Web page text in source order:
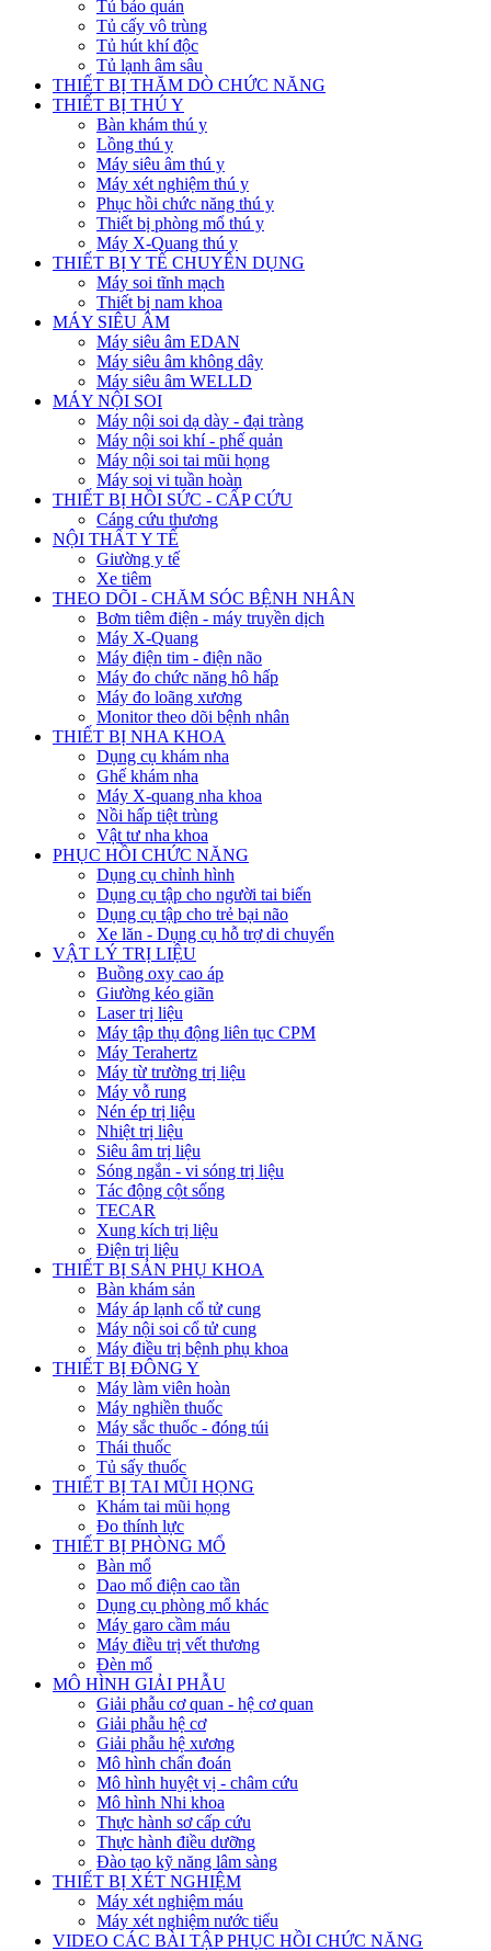
Tủ bảo quản
Tủ cấy vô trùng
Tủ hút khí độc
Tủ lạnh âm sâu
THIẾT BỊ THĂM DÒ CHỨC NĂNG
THIẾT BỊ THÚ Y
Bàn khám thú y
Lồng thú y
Máy siêu âm thú y
Máy xét nghiệm thú y
Phục hồi chức năng thú y
Thiết bị phòng mổ thú y
Máy X-Quang thú y
THIẾT BỊ Y TẾ CHUYÊN DỤNG
Máy soi tĩnh mạch
Thiết bị nam khoa
MÁY SIÊU ÂM
Máy siêu âm EDAN
Máy siêu âm không dây
Máy siêu âm WELLD
MÁY NỘI SOI
Máy nội soi dạ dày - đại tràng
Máy nội soi khí - phế quản
Máy nội soi tai mũi họng
Máy soi vi tuần hoàn
THIẾT BỊ HỒI SỨC - CẤP CỨU
Cáng cứu thương
NỘI THẤT Y TẾ
Giường y tế
Xe tiêm
THEO DÕI - CHĂM SÓC BỆNH NHÂN
Bơm tiêm điện - máy truyền dịch
Máy X-Quang
Máy điện tim - điện não
Máy đo chức năng hô hấp
Máy đo loãng xương
Monitor theo dõi bệnh nhân
THIẾT BỊ NHA KHOA
Dụng cụ khám nha
Ghế khám nha
Máy X-quang nha khoa
Nồi hấp tiệt trùng
Vật tư nha khoa
PHỤC HỒI CHỨC NĂNG
Dụng cụ chỉnh hình
Dụng cụ tập cho người tai biến
Dụng cụ tập cho trẻ bại não
Xe lăn - Dụng cụ hỗ trợ di chuyển
VẬT LÝ TRỊ LIỆU
Buồng oxy cao áp
Giường kéo giãn
Laser trị liệu
Máy tập thụ động liên tục CPM
Máy Terahertz
Máy từ trường trị liệu
Máy vỗ rung
Nén ép trị liệu
Nhiệt trị liệu
Siêu âm trị liệu
Sóng ngắn - vi sóng trị liệu
Tác động cột sống
TECAR
Xung kích trị liệu
Điện trị liệu
THIẾT BỊ SẢN PHỤ KHOA
Bàn khám sản
Máy áp lạnh cổ tử cung
Máy nội soi cổ tử cung
Máy điều trị bệnh phụ khoa
THIẾT BỊ ĐÔNG Y
Máy làm viên hoàn
Máy nghiền thuốc
Máy sắc thuốc - đóng túi
Thái thuốc
Tủ sấy thuốc
THIẾT BỊ TAI MŨI HỌNG
Khám tai mũi họng
Đo thính lực
THIẾT BỊ PHÒNG MỔ
Bàn mổ
Dao mổ điện cao tần
Dụng cụ phòng mổ khác
Máy garo cầm máu
Máy điều trị vết thương
Đèn mổ
MÔ HÌNH GIẢI PHẪU
Giải phẫu cơ quan - hệ cơ quan
Giải phẫu hệ cơ
Giải phẫu hệ xương
Mô hình chẩn đoán
Mô hình huyệt vị - châm cứu
Mô hình Nhi khoa
Thực hành sơ cấp cứu
Thực hành điều dưỡng
Đào tạo kỹ năng lâm sàng
THIẾT BỊ XÉT NGHIỆM
Máy xét nghiệm máu
Máy xét nghiệm nước tiểu
VIDEO CÁC BÀI TẬP PHỤC HỒI CHỨC NĂNG